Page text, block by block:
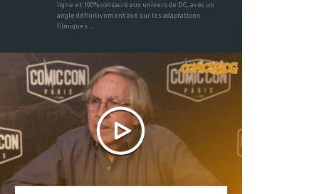
ligne et 100% consacré aux univers de DC, avec un
angle définitivement axé sur les adaptations
filmiques ...